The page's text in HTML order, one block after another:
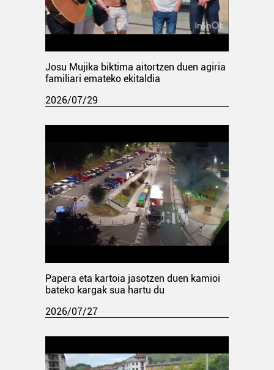
Josu Mujika biktima aitortzen duen agiria
familiari emateko ekitaldia
2026/07/29
Papera eta kartoia jasotzen duen kamioi
bateko kargak sua hartu du
2026/07/27